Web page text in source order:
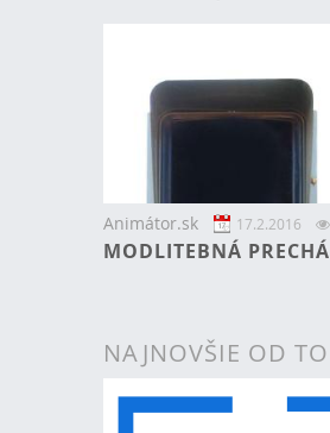
Animátor.sk 17.2.2016
MODLITEBNÁ
NAJNOVŠIE OD